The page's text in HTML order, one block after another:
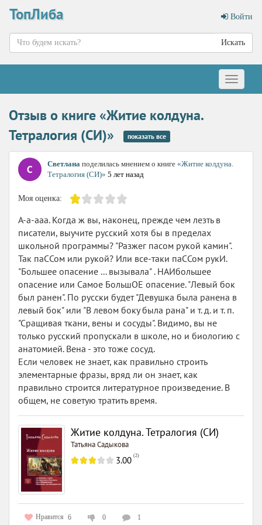
ТопЛиба Войти
Искать
Меню
Отзыв о книге «Житие колдуна.
Тетралогия (СИ)»
показать все
Светлана поделилась мнением о книге «Житие колдуна.
Тетралогия (СИ)» 5 лет назад
Моя оценка:
А-а-ааа. Когда ж вы, наконец, прежде чем лезть в
писатели, выучите русский хотя бы в пределах
школьной программы? "Разжег пасом рукой камин".
Так паССом или рукой? Или все-таки паССом рукИ.
"Большее опасение ... вызывала" . НАИбольшее
опасение или Самое БольшОЕ опасение. "Левый бок
был ранен". По русски будет "Девушка была ранена в
левый бок" или "В левом боку была рана" и т. д. и т. п.
"Сращивая ткани, вены и сосуды". Видимо, вы не
только русский пропускали в школе, но и биологию с
анатомией. Вена - это тоже сосуд.
Если человек не знает, как правильно строить
элементарные фразы, вряд ли он знает, как
правильно строится литературное произведение. В
общем, не советую тратить время.
Житие колдуна. Тетралогия (СИ)
Татьяна Садыкова
3.00 (2)
Нравится 6 0 1